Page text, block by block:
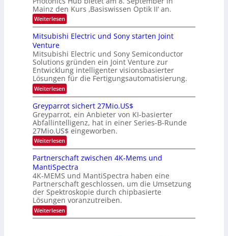
b
e
i
n
g
s
-
T
r
e
n
d
s
a
c
h
s
u
i
m
e
r
s
t
e
n
H
a
l
b
j
a
r
u
s
-
S
e
n
a
r
E
i
n
s
t
n
m
m
t
i
n
d
e
r
D
A
C
H
I
n
d
u
s
t
r
i
e
Mainz den Kurs ‚Basiswissen Optik II‘ an.
Weiterlesen:
O
p
t
k
-
K
u
r
s
v
o
n
P
h
o
t
o
n
i
c
H
u
b
Mitsubishi Electric und Sony starten Joint
Venture
Mitsubishi Electric und Sony Semiconductor
Solutions gründen ein Joint Venture zur
Entwicklung intelligenter visionsbasierter
Lösungen für die Fertigungsautomatisierung.
Weiterlesen:
M
t
s
u
b
i
s
i
E
e
c
t
r
i
c
Greyparrot sichert 27Mio.US$
Greyparrot, ein Anbieter von KI-basierter
Abfallintelligenz, hat in einer Series-B-Runde
27Mio.US$ eingeworben.
Weiterlesen:
G
r
e
y
p
a
r
r
o
t
s
Partnerschaft zwischen 4K-Mems und
MantiSpectra
4K-MEMS und MantiSpectra haben eine
Partnerschaft geschlossen, um die Umsetzung
der Spektroskopie durch chipbasierte
Lösungen voranzutreiben.
Weiterlesen:
P